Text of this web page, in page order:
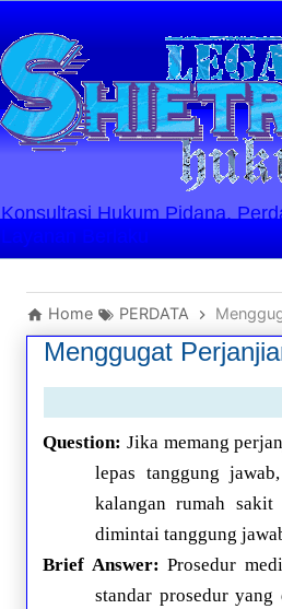
Konsultasi Hukum Pidana,
Layanan Berlaku
Home PERDATA
Menggugat
Question: Jika memang
lepas tanggung
kalangan rumah sakit
dimintai tanggung
Brief Answer: Prosedur
standar prosedur